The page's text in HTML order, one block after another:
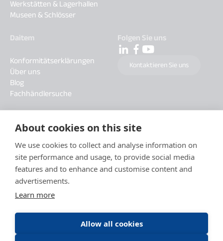
About cookies on this site
We use cookies to collect and analyse information on
site performance and usage, to provide social media
features and to enhance and customise content and
advertisements.
Learn more
Allow all cookies
Werkstätten & Lagerhallen
Museen & Schlösser
Daitem
Konformitätserklärungen
Über uns
Blog
Fachhändlersuche
Folgen Sie uns
Kontaktieren Sie uns